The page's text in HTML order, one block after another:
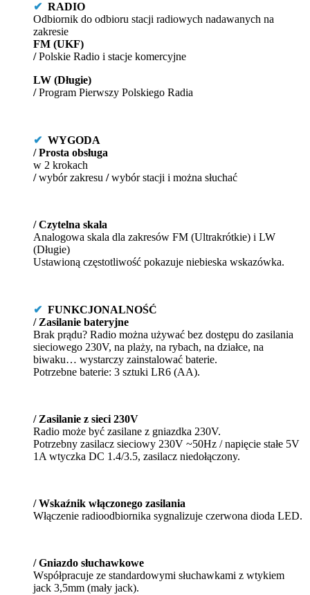
✔ RADIO
Odbiornik do odbioru stacji radiowych nadawanych na
zakresie
FM (UKF)
/Polskie Radio i stacje komercyjne
LW (Długie)
/Program Pierwszy Polskiego Radia
✔ WYGODA
/ Prosta obsługa
w 2 krokach
/wybór zakresu /wybór stacji i można słuchać
/ Czytelna skala
Analogowa skala dla zakresów FM (Ultrakrótkie) i LW
(Długie)
Ustawioną częstotliwość pokazuje niebieska wskazówka.
✔ FUNKCJONALNOŚĆ
/ Zasilanie bateryjne
Brak prądu? Radio można używać bez dostępu do zasilania
sieciowego 230V, na plaży, na rybach, na działce, na
biwaku… wystarczy zainstalować baterie.
Potrzebne baterie: 3 sztuki LR6 (AA).
/ Zasilanie z sieci 230V
Radio może być zasilane z gniazdka 230V.
Potrzebny zasilacz sieciowy 230V ~50Hz / napięcie stałe 5V
1A wtyczka DC 1.4/3.5, zasilacz niedołączony.
/ Wskaźnik włączonego zasilania
Włączenie radioodbiornika sygnalizuje czerwona dioda LED.
/ Gniazdo słuchawkowe
Współpracuje ze standardowymi słuchawkami z wtykiem
jack 3,5mm (mały jack).